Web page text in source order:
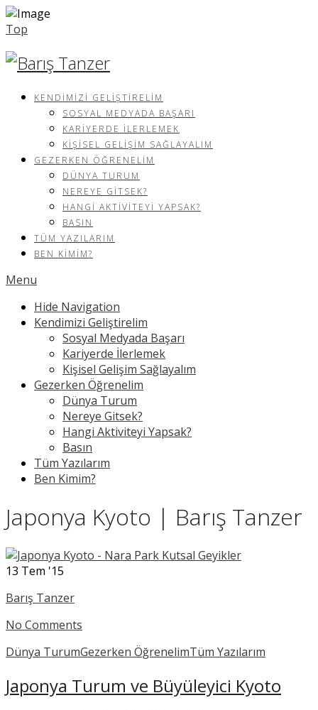
Top
KENDIMIZI GELIŞTIRELIM
SOSYAL MEDYADA BAŞARI
KARIYERDE İLERLEMEK
KIŞISEL GELIŞIM SAĞLAYALIM
GEZERKEN ÖĞRENELIM
DÜNYA TURUM
NEREYE GITSEK?
HANGI AKTIVITEYI YAPSAK?
BASIN
TÜM YAZILARIM
BEN KIMIM?
Menu
Hide Navigation
Kendimizi Geliştirelim
Sosyal Medyada Başarı
Kariyerde İlerlemek
Kişisel Gelişim Sağlayalım
Gezerken Öğrenelim
Dünya Turum
Nereye Gitsek?
Hangi Aktiviteyi Yapsak?
Basın
Tüm Yazılarım
Ben Kimim?
Japonya Kyoto | Barış Tanzer
13 Tem '15
Barış Tanzer
No Comments
Dünya TurumGezerken ÖğrenelimTüm Yazılarım
Japonya Turum ve Büyüleyici Kyoto